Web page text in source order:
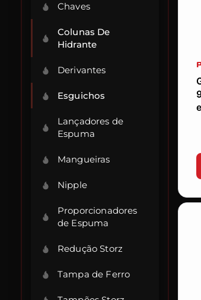
Chaves
Colunas De
Hidrante
Derivantes
Esguichos
Lançadores de
Espuma
Mangueiras
Nipple
Proporcionadores
de Espuma
Redução Storz
Tampa de Ferro